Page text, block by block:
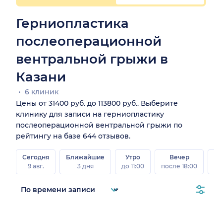
Герниопластика
послеоперационной
вентральной грыжи в
Казани
6 клиник
Цены от 31400 руб. до 113800 руб.. Выберите
клинику для записи на герниопластику
послеоперационной вентральной грыжи по
рейтингу на базе 644 отзывов.
Сегодня
9 авг.
Ближайшие
3 дня
Утро
до 11:00
Вечер
после 18:00